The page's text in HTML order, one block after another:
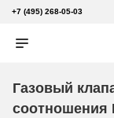
+7 (495) 268-05-03
Газовый
соотношения